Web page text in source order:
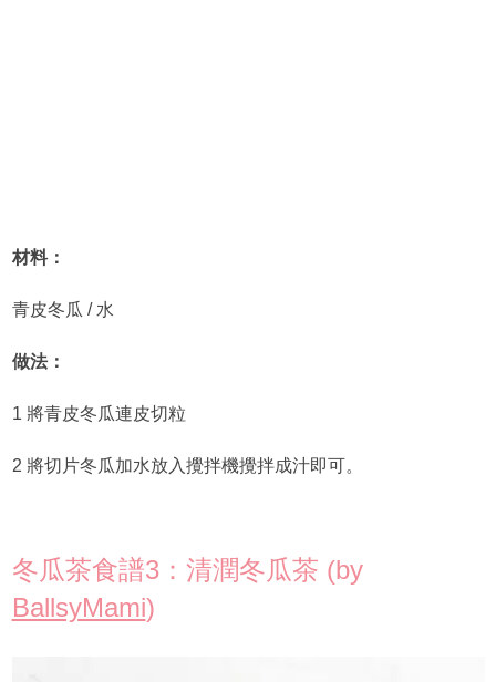
材料：
青皮冬瓜 / 水
做法：
1 將青皮冬瓜連皮切粒
2 將切片冬瓜加水放入攪拌機攪拌成汁即可。
冬瓜茶食譜3：清潤冬瓜茶 (by
BallsyMami)